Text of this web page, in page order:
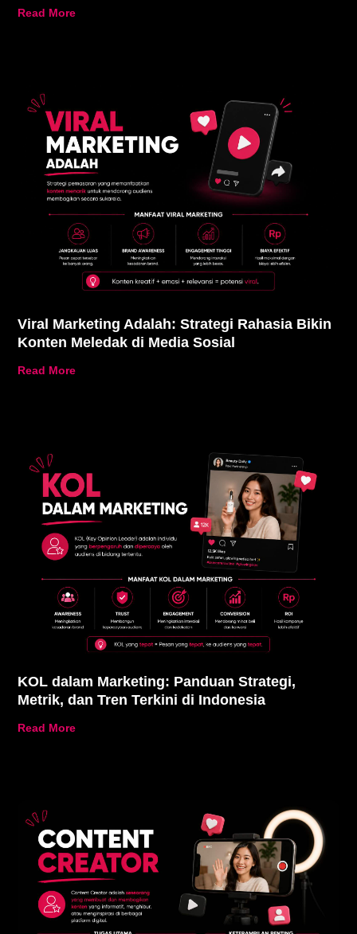
Read More
Viral Marketing Adalah: Strategi Rahasia Bikin
Konten Meledak di Media Sosial
Read More
KOL dalam Marketing: Panduan Strategi,
Metrik, dan Tren Terkini di Indonesia
Read More